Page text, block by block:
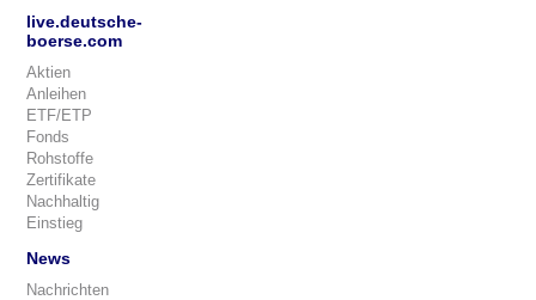
live.deutsche-
boerse.com
Aktien
Anleihen
ETF/ETP
Fonds
Rohstoffe
Zertifikate
Nachhaltig
Einstieg
News
Nachrichten